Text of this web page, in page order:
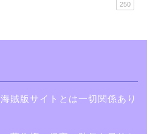
250
賊版サイトとは一切関係あり